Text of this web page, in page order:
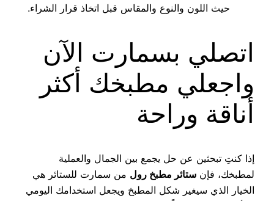
حيث اللون والنوع والمقاس قبل اتخاذ قرار الشراء.
اتصلي بسمارت الآن
واجعلي مطبخك أكثر
أناقة وراحة
إذا كنتِ تبحثين عن حل يجمع بين الجمال والعملية
لمطبخك، فإن ستائر مطبخ رول من سمارت للستائر هي
الخيار الذي سيغير شكل المطبخ ويجعل استخدامك اليومي